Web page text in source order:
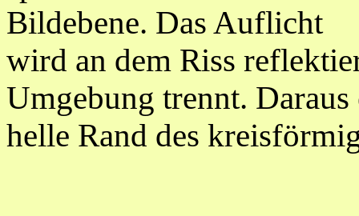
Bildebene. Das Auflicht
wird an dem Riss
Umgebung trennt.
helle Rand des